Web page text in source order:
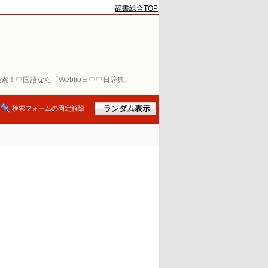
！中国語なら「Weblio日中中日辞典」
辞書総合TOP
検索フォームの固定解除